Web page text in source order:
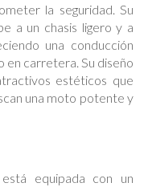
la seguridad. Su
a un chasis ligero y a
una conducción
en carretera. Su diseño
estéticos que
una moto potente y
equipada con un